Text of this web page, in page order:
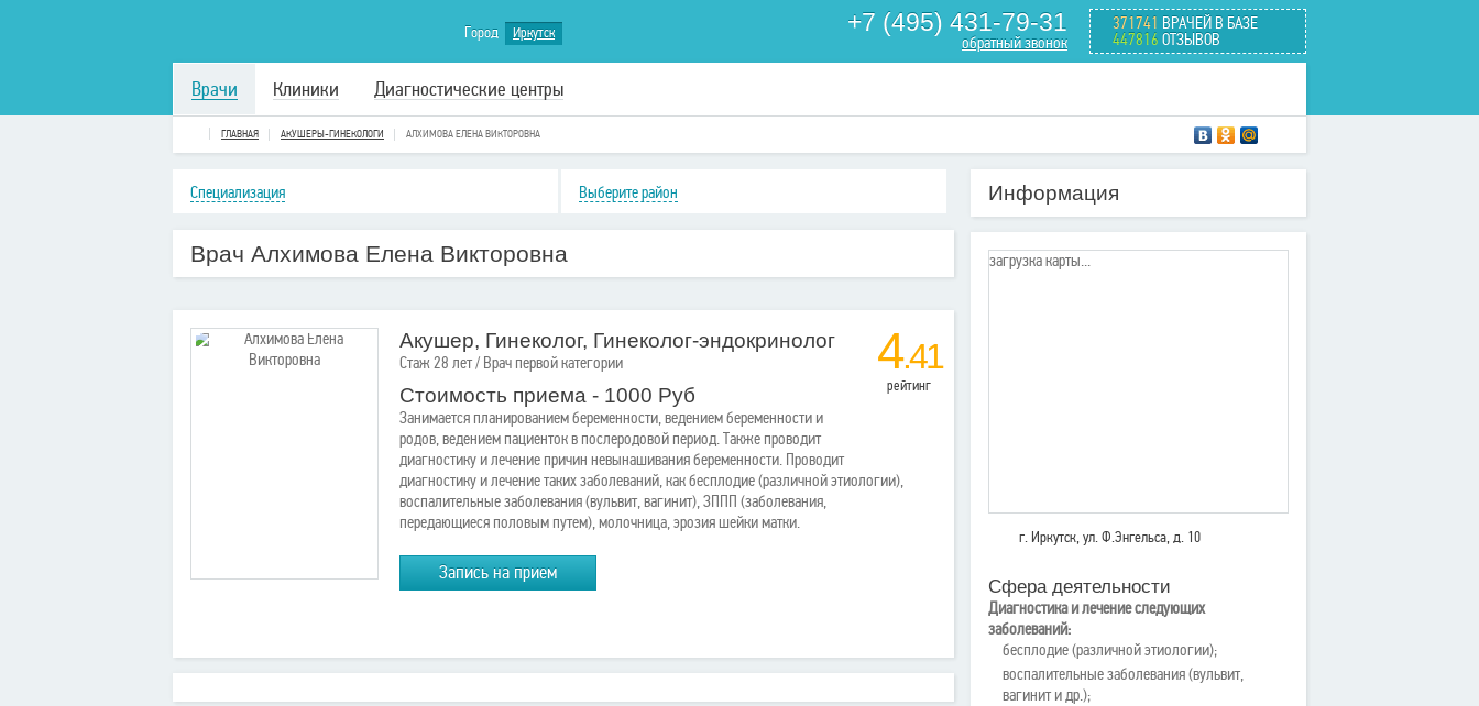
Город Иркутск +7 (495) 431-79-31
обратный звонок
371741 ВРАЧЕЙ В БАЗЕ
447816 ОТЗЫВОВ
Врачи Клиники Диагностические центры
ГЛАВНАЯ АКУШЕРЫ-ГИНЕКОЛОГИ АЛХИМОВА ЕЛЕНА ВИКТОРОВНА
Специализация Выберите район
Врач Алхимова Елена Викторовна
4.41
рейтинг
Акушер, Гинеколог, Гинеколог-эндокринолог
Стаж 28 лет / Врач первой категории
Стоимость приема - 1000 Руб
Занимается планированием беременности, ведением беременности и
родов, ведением пациенток в послеродовой период. Также проводит
диагностику и лечение причин невынашивания беременности. Проводит
диагностику и лечение таких заболеваний, как бесплодие (различной этиологии),
воспалительные заболевания (вульвит, вагинит), ЗППП (заболевания,
передающиеся половым путем), молочница, эрозия шейки матки.
Запись на прием
Информация
загрузка карты...
г. Иркутск, ул. Ф.Энгельса, д. 10
Сфера деятельности
Диагностика и лечение следующих
заболеваний:
бесплодие (различной этиологии);
воспалительные заболевания (вульвит,
вагинит и др.);